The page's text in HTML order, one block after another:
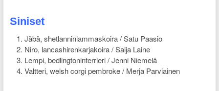
Siniset
Jäbä, shetlanninlammaskoira / Satu Paasio
Niro, lancashirenkarjakoira / Saija Laine
Lempi, bedlingtoninterrieri / Jenni Niemelä
Valtteri, welsh corgi pembroke / Merja Parviainen